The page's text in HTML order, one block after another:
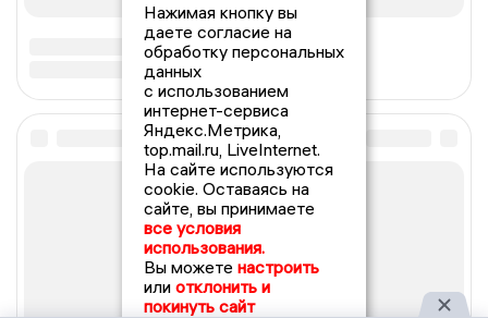
Нажимая кнопку вы
даете согласие на
обработку персональных
данных
с использованием
интернет-сервиса
Яндекс.Метрика,
top.mail.ru, LiveInternet.
На сайте используются
cookie. Оставаясь на
сайте, вы принимаете
все условия
использования.
Вы можете настроить
или отклонить и
покинуть сайт